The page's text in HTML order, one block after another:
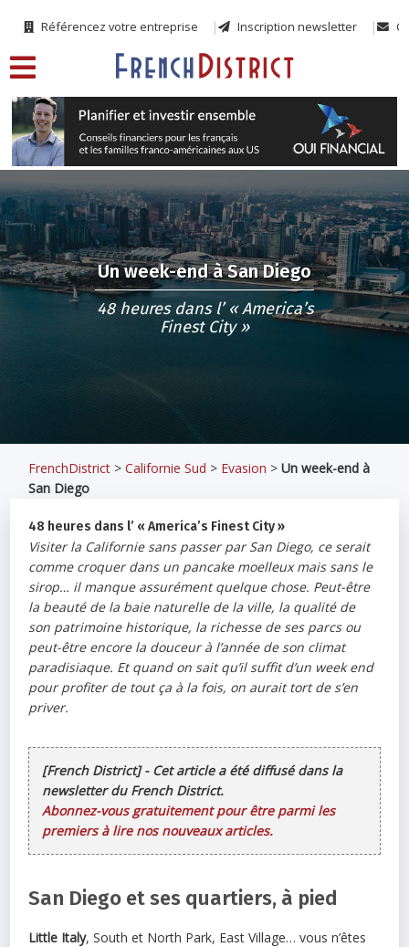
Référencez votre entreprise Inscription newsletter
Un week-end à San Diego
48 heures dans l’ « America’s
Finest City »
FrenchDistrict >Californie Sud > Evasion >Un week-end à
San Diego
48 heures dans l’ « America’s Finest City »
Visiter la Californie sans passer par San Diego, ce serait
comme croquer dans un pancake moelleux mais sans le
sirop… il manque assurément quelque chose. Peut-être
la beauté de la baie naturelle de la ville, la qualité de
son patrimoine historique, la richesse de ses parcs ou
peut-être encore la douceur à l’année de son climat
paradisiaque. Et quand on sait qu’il suffit d’un week end
pour profiter de tout ça à la fois, on aurait tort de s’en
priver.
[French District] - Cet article a été diffusé dans la
newsletter du French District.
Abonnez-vous gratuitement pour être parmi les
premiers à lire nos nouveaux articles.
San Diego et ses quartiers, à pied
Little Italy, South et North Park, East Village… vous n’êtes